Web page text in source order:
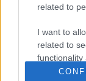
related to
I want to
related to
functionality
user
Csurka Endre